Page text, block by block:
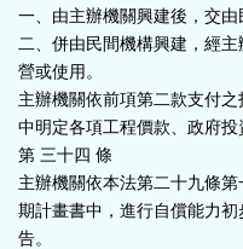
一、由主辦機關興建後，交由
二、併由民間機構興建，經
營或使用。
主辦機關依前項第二款支付
中明定各項工程價款、政府投
第 三十四 條
主辦機關依本法第二十九條
期計畫書中，進行自償能力
告。